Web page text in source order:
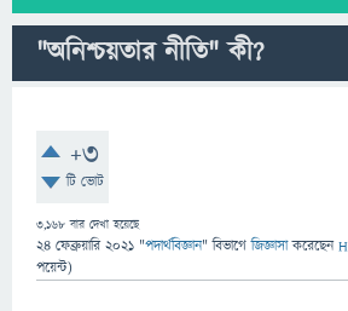
"অনিশ্চয়তার নীতি" কী?
+3
টি ভোট
3,168 বার দেখা হয়েছে
24 ফেব্রুয়ারি 2021 "পদার্থবিজ্ঞান" বিভাগে জিজ্ঞাসাকরেছেন
পয়েন্ট)